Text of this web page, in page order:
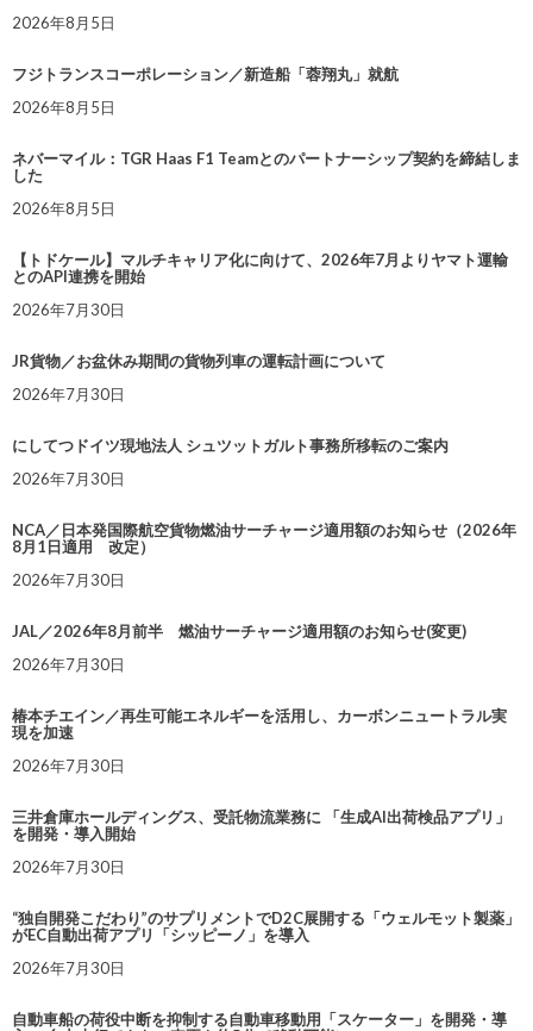
2026年8月5日
フジトランスコーポレーション／新造船「蓉翔丸」就航
2026年8月5日
ネバーマイル：TGR Haas F1 Teamとのパートナーシップ契約を締結しま
した
2026年8月5日
【トドケール】マルチキャリア化に向けて、2026年7月よりヤマト運輸
とのAPI連携を開始
2026年7月30日
JR貨物／お盆休み期間の貨物列車の運転計画について
2026年7月30日
にしてつドイツ現地法人 シュツットガルト事務所移転のご案内
2026年7月30日
NCA／日本発国際航空貨物燃油サーチャージ適用額のお知らせ（2026年
8月1日適用 改定）
2026年7月30日
JAL／2026年8月前半 燃油サーチャージ適用額のお知らせ(変更)
2026年7月30日
椿本チエイン／再生可能エネルギーを活用し、カーボンニュートラル実
現を加速
2026年7月30日
三井倉庫ホールディングス、受託物流業務に 「生成AI出荷検品アプリ」
を開発・導入開始
2026年7月30日
“独自開発こだわり”のサプリメントでD2C展開する「ウェルモット製薬」
がEC自動出荷アプリ「シッピーノ」を導入
2026年7月30日
自動車船の荷役中断を抑制する自動車移動用「スケーター」を開発・導